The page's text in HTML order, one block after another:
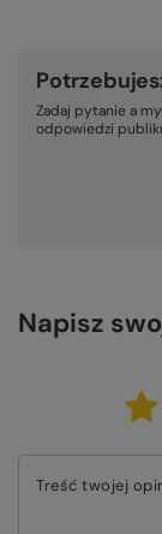
Zadaj pytanie a
odpowiedzi
Napisz
Treść twojej